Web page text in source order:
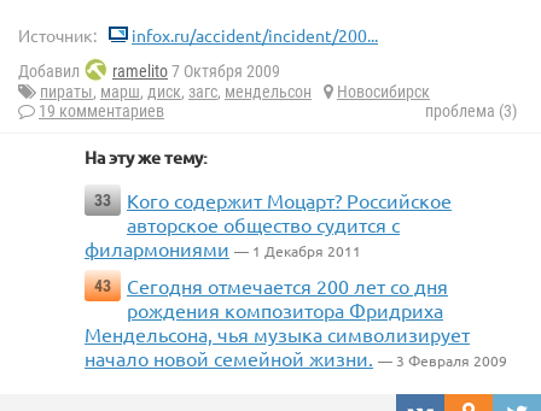
Источник: infox.ru/accident/incident/200...
Добавил ramelito7 Октября 2009
пираты, марш, диск, загс, мендельсон
Новосибирск
19 комментариев
проблема (3)
На эту же тему:
33
Кого содержит Моцарт? Российское
авторское общество судится с
филармониями — 1 Декабря 2011
43
Сегодня отмечается 200 лет со дня
рождения композитора Фридриха
Мендельсона, чья музыка символизирует
начало новой семейной жизни. — 3 Февраля 2009